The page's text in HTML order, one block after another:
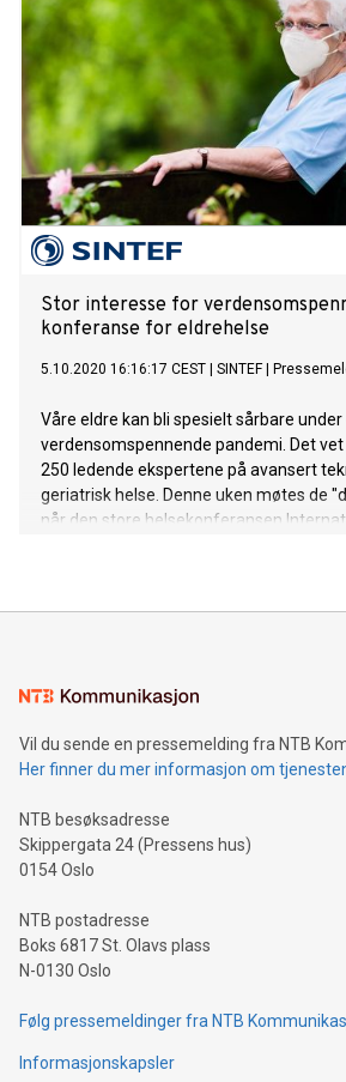
Stor interesse for
konferanse for eldrehelse
5.10.2020 16:16:17 CEST SINTEF|
Våre eldre kan bli spesielt sårbare under
verdensomspennende pandemi. Det
250 ledende ekspertene på avansert
geriatrisk helse. Denne uken møtes de
når den store helsekonferansen
Vil du sende en pressemelding fra NTB
Her finner du mer informasjon om
NTB besøksadresse
Skippergata 24 (Pressens hus)
0154 Oslo
NTB postadresse
Boks 6817 St. Olavs plass
N-0130 Oslo
Følg pressemeldinger fra NTB
Informasjonskapsler